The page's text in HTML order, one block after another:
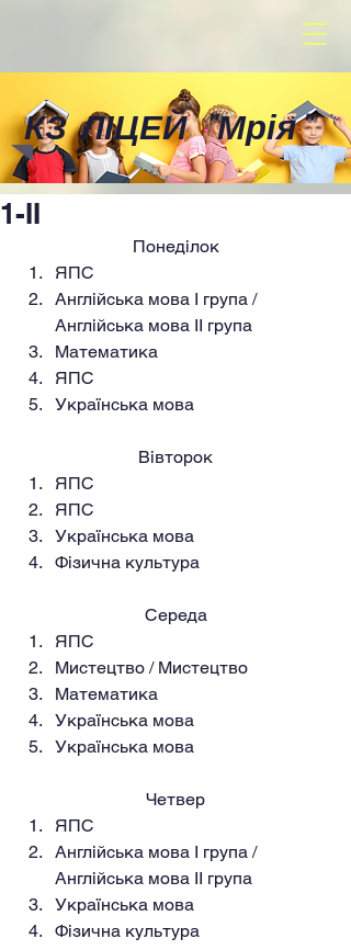
КЗ ЛІЦЕЙ"Мрія"
1-II
Понеділок
ЯПС
Англійська мова I група /
Англійська мова II група
Математика
ЯПС
Українська мова
Вівторок
ЯПС
ЯПС
Українська мова
Фізична культура
Середа
ЯПС
Мистецтво / Мистецтво
Математика
Українська мова
Українська мова
Четвер
ЯПС
Англійська мова I група /
Англійська мова II група
Українська мова
Фізична культура